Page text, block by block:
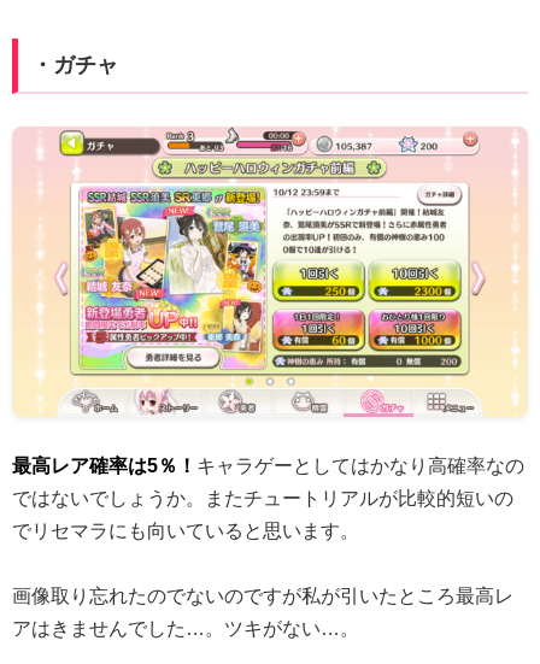
・ガチャ
最高レア確率は5％！ キャラゲーとしてはかなり高確率なの
ではないでしょうか。またチュートリアルが比較的短いの
でリセマラにも向いていると思います。
画像取り忘れたのでないのですが私が引いたところ最高レ
アはきませんでした…。ツキがない…。